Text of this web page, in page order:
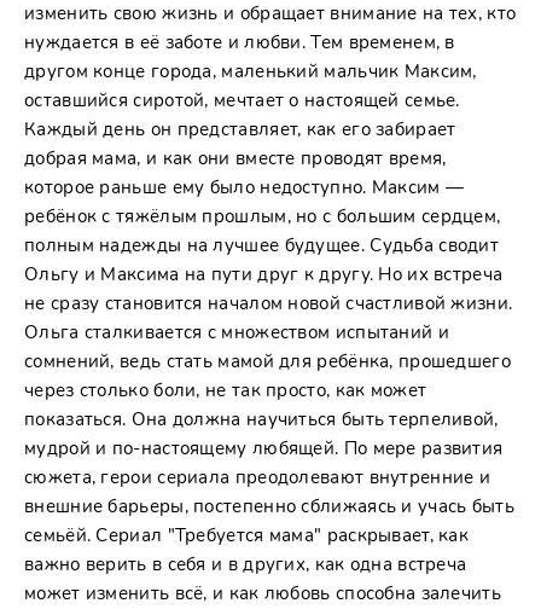
изменить свою жизнь и обращает внимание на тех, кто
нуждается в её заботе и любви. Тем временем, в
другом конце города, маленький мальчик Максим,
оставшийся сиротой, мечтает о настоящей семье.
Каждый день он представляет, как его забирает
добрая мама, и как они вместе проводят время,
которое раньше ему было недоступно. Максим —
ребёнок с тяжёлым прошлым, но с большим сердцем,
полным надежды на лучшее будущее. Судьба сводит
Ольгу и Максима на пути друг к другу. Но их встреча
не сразу становится началом новой счастливой жизни.
Ольга сталкивается с множеством испытаний и
сомнений, ведь стать мамой для ребёнка, прошедшего
через столько боли, не так просто, как может
показаться. Она должна научиться быть терпеливой,
мудрой и по-настоящему любящей. По мере развития
сюжета, герои сериала преодолевают внутренние и
внешние барьеры, постепенно сближаясь и учась быть
семьёй. Сериал "Требуется мама" раскрывает, как
важно верить в себя и в других, как одна встреча
может изменить всё, и как любовь способна залечить